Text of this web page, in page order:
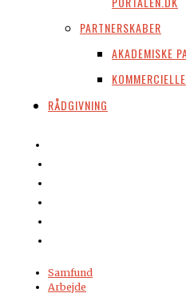
PARTNERSKABER
AKADEMISKE
RÅDGIVNING
Samfund
Arbejde